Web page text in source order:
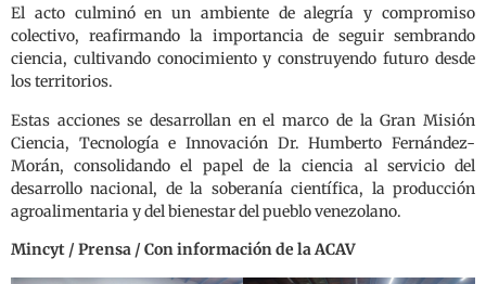
El acto culminó en un ambiente de alegría y compromiso
colectivo, reafirmando la importancia de seguir sembrando
ciencia, cultivando conocimiento y construyendo futuro desde
los territorios.
Estas acciones se desarrollan en el marco de la Gran Misión
Ciencia, Tecnología e Innovación Dr. Humberto Fernández-
Morán, consolidando el papel de la ciencia al servicio del
desarrollo nacional, de la soberanía científica, la producción
agroalimentaria y del bienestar del pueblo venezolano.
Mincyt / Prensa / Con información de la ACAV